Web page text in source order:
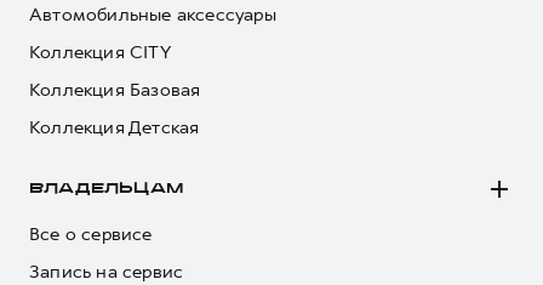
Автомобильные аксессуары
Коллекция CITY
Коллекция Базовая
Коллекция Детская
ВЛАДЕЛЬЦАМ
Все о сервисе
Запись на сервис